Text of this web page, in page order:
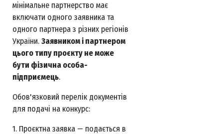
мінімальне партнерство має
включати одного заявника та
одного партнера з різних регіонів
України. Заявником і партнером
цього типу проєкту не може
бути фізична особа-
підприємець.
Обов'язковий перелік документів
для подачі на конкурс:
1. Проєктна заявка — подається в